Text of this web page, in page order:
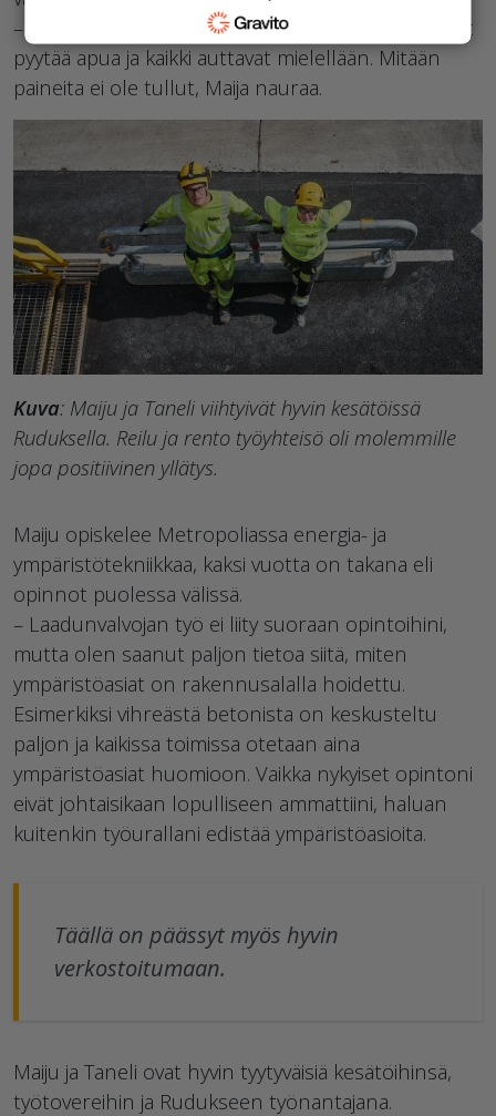
– Joo, mutta vastuu ei ole painanut! Aina on voinut
pyytää apua ja kaikki auttavat mielellään. Mitään
paineita ei ole tullut, Maija nauraa.
Kuva: Maiju ja Taneli viihtyivät hyvin kesätöissä
Ruduksella. Reilu ja rento työyhteisö oli molemmille
jopa positiivinen yllätys.
Maiju opiskelee Metropoliassa energia- ja
ympäristötekniikkaa, kaksi vuotta on takana eli
opinnot puolessa välissä.
– Laadunvalvojan työ ei liity suoraan opintoihini,
mutta olen saanut paljon tietoa siitä, miten
ympäristöasiat on rakennusalalla hoidettu.
Esimerkiksi vihreästä betonista on keskusteltu
paljon ja kaikissa toimissa otetaan aina
ympäristöasiat huomioon. Vaikka nykyiset opintoni
eivät johtaisikaan lopulliseen ammattiini, haluan
kuitenkin työurallani edistää ympäristöasioita.
Täällä on päässyt myös hyvin
verkostoitumaan.
Maiju ja Taneli ovat hyvin tyytyväisiä kesätöihinsä,
työtovereihin ja Rudukseen työnantajana.